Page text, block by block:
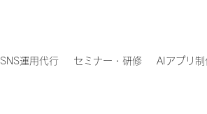
SNS運用代行 セミナー・研修 AIアプリ制